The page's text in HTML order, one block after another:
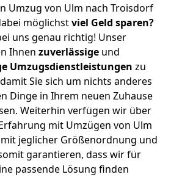
Umzug von Ulm nach Troisdorf
möglichstviel Geld sparen?
uns genau richtig! Unser
Ihnen zuverlässige und
Umzugsdienstleistungen zu
Sie sich um nichts anderes
Dinge in Ihrem neuen Zuhause
Weiterhin verfügen wir über
mit Umzügen von Ulm
jeglicher Größenordnung und
garantieren, dass wir für
passende Lösung finden